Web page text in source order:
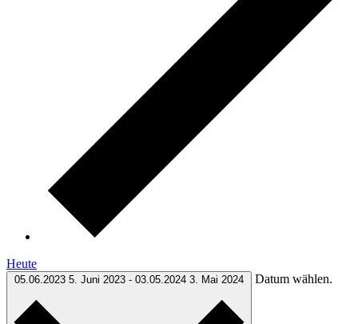
Heute
05.06.2023 5. Juni 2023 - 03.05.2024 3. Mai 2024 Datum wählen.